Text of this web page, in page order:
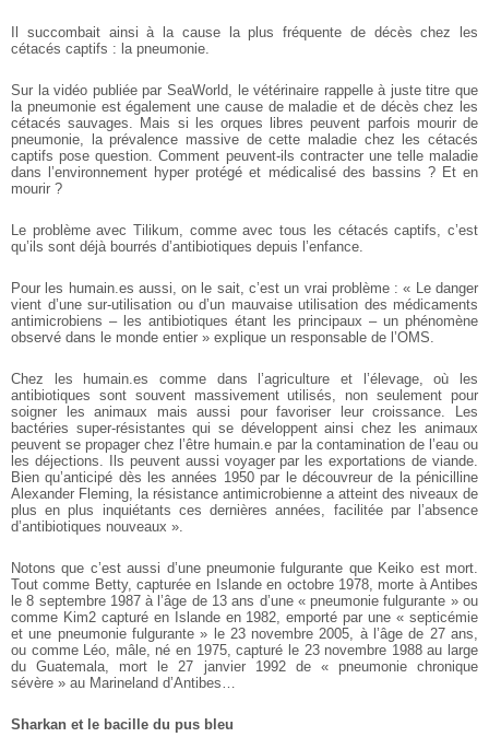
Il succombait ainsi à la cause la plus fréquente de décès chez les
cétacés captifs : la pneumonie.
Sur la vidéo publiée par SeaWorld, le vétérinaire rappelle à juste titre que
la pneumonie est également une cause de maladie et de décès chez les
cétacés sauvages. Mais si les orques libres peuvent parfois mourir de
pneumonie, la prévalence massive de cette maladie chez les cétacés
captifs pose question. Comment peuvent-ils contracter une telle maladie
dans l’environnement hyper protégé et médicalisé des bassins ? Et en
mourir ?
Le problème avec Tilikum, comme avec tous les cétacés captifs, c’est
qu’ils sont déjà bourrés d’antibiotiques depuis l’enfance.
Pour les humain.es aussi, on le sait, c’est un vrai problème : « Le danger
vient d’une sur-utilisation ou d’un mauvaise utilisation des médicaments
antimicrobiens – les antibiotiques étant les principaux – un phénomène
observé dans le monde entier » explique un responsable de l’OMS.
Chez les humain.es comme dans l’agriculture et l’élevage, où les
antibiotiques sont souvent massivement utilisés, non seulement pour
soigner les animaux mais aussi pour favoriser leur croissance. Les
bactéries super-résistantes qui se développent ainsi chez les animaux
peuvent se propager chez l’être humain.e par la contamination de l’eau ou
les déjections. Ils peuvent aussi voyager par les exportations de viande.
Bien qu’anticipé dès les années 1950 par le découvreur de la pénicilline
Alexander Fleming, la résistance antimicrobienne a atteint des niveaux de
plus en plus inquiétants ces dernières années, facilitée par l’absence
d’antibiotiques nouveaux ».
Notons que c’est aussi d’une pneumonie fulgurante que Keiko est mort.
Tout comme Betty, capturée en Islande en octobre 1978, morte à Antibes
le 8 septembre 1987 à l’âge de 13 ans d’une « pneumonie fulgurante » ou
comme Kim2 capturé en Islande en 1982, emporté par une « septicémie
et une pneumonie fulgurante » le 23 novembre 2005, à l’âge de 27 ans,
ou comme Léo, mâle, né en 1975, capturé le 23 novembre 1988 au large
du Guatemala, mort le 27 janvier 1992 de « pneumonie chronique
sévère » au Marineland d’Antibes…
Sharkan et le bacille du pus bleu